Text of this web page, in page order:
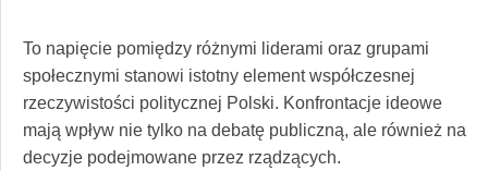
To napięcie pomiędzy różnymi liderami oraz grupami
społecznymi stanowi istotny element współczesnej
rzeczywistości politycznej Polski. Konfrontacje ideowe
mają wpływ nie tylko na debatę publiczną, ale również na
decyzje podejmowane przez rządzących.